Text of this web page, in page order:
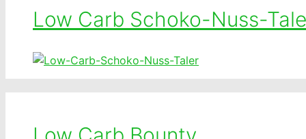
Low Carb Schoko-Nuss-